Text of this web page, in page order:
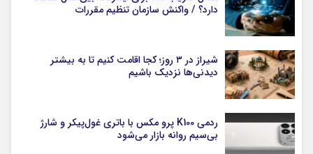
دارد؟ / واکنش سازمان تنظیم مقررات
شیراز در ۳ روز؛ کجا اقامت کنیم تا به بیشتر
دیدنی‌ها نزدیک باشیم
ردمی K100 پرو مکس با باتری غول‌پیکر و شارژ
بی‌سیم روانه بازار می‌شود